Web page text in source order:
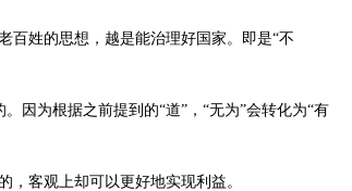
姓的思想，越是能治理好国家。即是“不
因为根据之前提到的“道”，“无为”会转化为“有
客观上却可以更好地实现利益。